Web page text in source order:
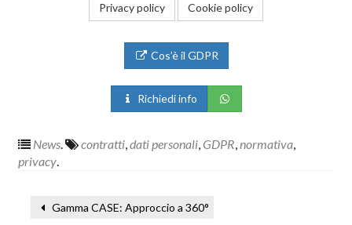
Privacy policy Cookie policy
Cos’è il GDPR
Richiedi info
News. contratti,dati personali, GDPR,normativa,
privacy.
Gamma CASE: Approccio a 360°